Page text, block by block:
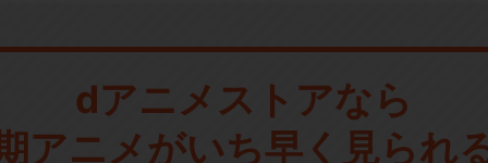
dアニメストアなら
アニメがいち早く見られ